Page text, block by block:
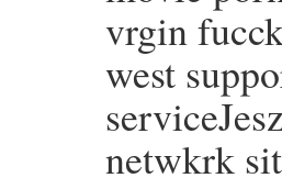
vrgin
west
netwkrk